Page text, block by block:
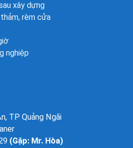
xây dựng
rèm cửa
nghiệp
TP Quảng Ngãi
(Gặp: Mr. Hòa)